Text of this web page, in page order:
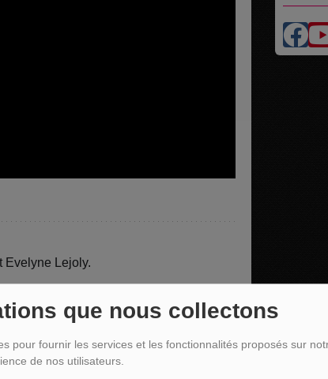
que nous collectons
pour fournir les services et les fonctionnalités proposés sur
de nos utilisateurs.
Evelyne Lejoly.
de l'Institut belge du Coaching et
janvier 2025